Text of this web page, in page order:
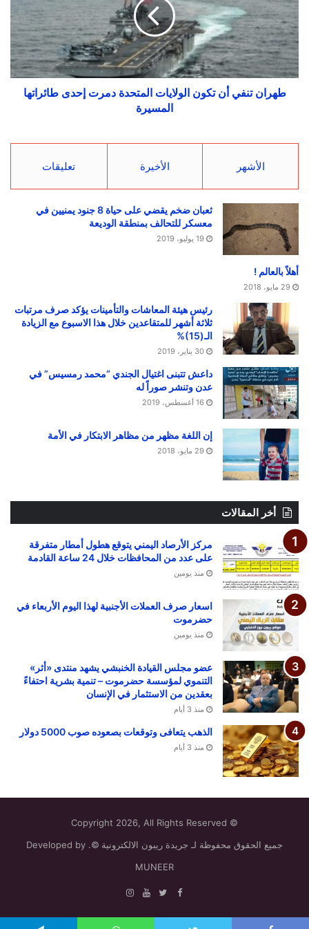
طهران تنفي أن تكون الولايات المتحدة دمرت إحدى طائراتها
المسيرة
الأشهر الأخيرة تعليقات
ثعبان ضخم يقضي على حياة 8 جنود يمنيين في
معسكر للتحالف بمنطقة الوديعة
19 يوليو، 2019
أهلاً بالعالم !
29 مايو، 2018
رئيس هيئة المعاشات والتأمينات يؤكد صرف مرتبات
ثلاثة أشهر للمتقاعدين خلال هذا الاسبوع مع الزيادة
الـ(15)%
30 يناير، 2019
داعش تتبنى اغتيال الجندي “محمد رمسيس” في
عدن وتنشر صوراً له
16 أغسطس، 2019
إن اللغة مظهر من مظاهر الابتكار في الأمة
29 مايو، 2018
أخر المقالات
مركز الأرصاد اليمني يتوقع هطول أمطار متفرقة
على عدد من المحافظات خلال 24 ساعة القادمة
منذ يومين
اسعار صرف العملات الأجنبية لهذا اليوم الأربعاء في
حضرموت
منذ يومين
عضو مجلس القيادة الخنبشي يشهد منتدى «أثر»
التنموي لمؤسسة حضرموت – تنمية بشرية احتفاءً
بعقدين من الاستثمار في الإنسان
منذ 3 أيام
الذهب يتعافى وتوقعات بصعوده صوب 5000 دولار
منذ 3 أيام
© Copyright 2026, All Rights Reserved
جميع الحقوق محفوظة لـ جريدة ريبون الالكترونية ©. Developed by
MUNEER